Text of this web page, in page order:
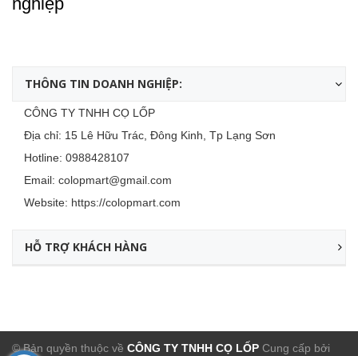
THÔNG TIN DOANH NGHIỆP:
CÔNG TY TNHH CỌ LỐP
Địa chỉ: 15 Lê Hữu Trác, Đông Kinh, Tp Lạng Sơn
Hotline: 0988428107
Email: colopmart@gmail.com
Website: https://colopmart.com
HỖ TRỢ KHÁCH HÀNG
© Bản quyền thuộc về CÔNG TY TNHH CỌ LỐP Cung cấp bởi